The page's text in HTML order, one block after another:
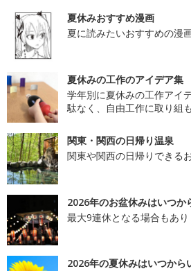
夏休みおすすめ漫画
夏に読みたいおすすめの漫
夏休みの工作のアイデア集
学年別に夏休みの工作アイ
駄なく、自由工作に取り組
関東・関西の日帰り温泉
関東や関西の日帰りできる
2026年のお盆休みはいつか
最大9連休となる場合もあり
2026年の夏休みはいつから